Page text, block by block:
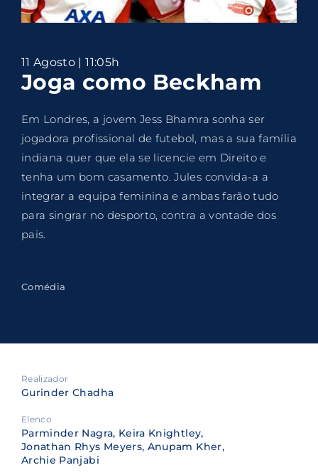
11 Agosto | 11:05h
Joga como Beckham
Em Londres, a jovem Jess Bhamra sonha ser
jogadora profissional de futebol, mas a sua família
indiana quer que ela se licencie em Direito e
tenha um bom casamento. Jules convida-a a
integrar a equipa feminina e ambas farão tudo
para singrar no desporto, contra a vontade dos
pais.
Comédia
Realizador
Gurinder Chadha
Elenco
Parminder Nagra, Keira Knightley,
Jonathan Rhys Meyers, Anupam Kher,
Archie Panjabi
Lost Your Password?
By signing in, you agree to
conditions
privacy policy.